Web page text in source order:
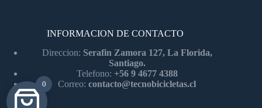
INFORMACION DE CONTACTO
Direccion: Serafin Zamora 127, La Florida,
Santiago.
Telefono: +56 9 4677 4388
Correo:contacto@tecnobicicletas.cl
0